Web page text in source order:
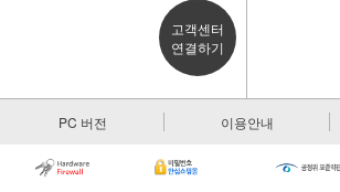
고객센터
연결하기
PC 버전 이용안내